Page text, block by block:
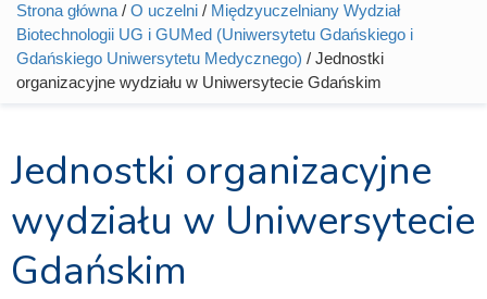
Jesteś tutaj
Strona główna / O uczelni / Międzyuczelniany Wydział
Biotechnologii UG i GUMed (Uniwersytetu Gdańskiego i
Gdańskiego Uniwersytetu Medycznego) / Jednostki
organizacyjne wydziału w Uniwersytecie Gdańskim
Jednostki organizacyjne
wydziału w Uniwersytecie
Gdańskim